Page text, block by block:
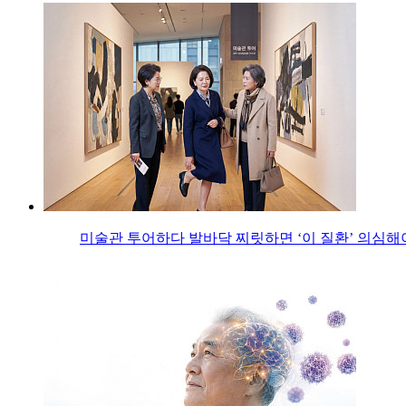
미술관 투어하다 발바닥 찌릿하면 ‘이 질환’ 의심해